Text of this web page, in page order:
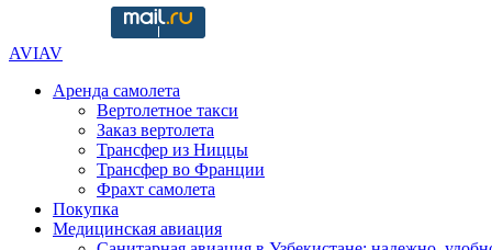
AVIAV
Аренда самолета
Вертолетное такси
Заказ вертолета
Трансфер из Ниццы
Трансфер во Франции
Фрахт самолета
Покупка
Медицинская авиация